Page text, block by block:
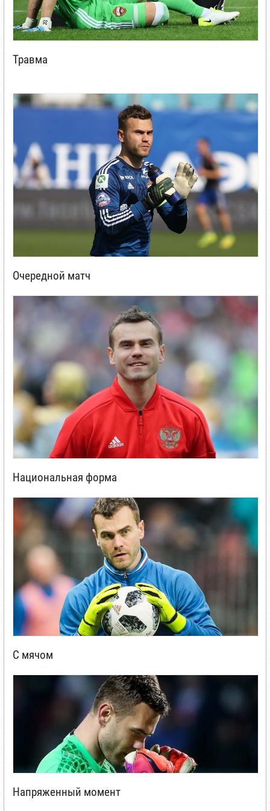
Травма
Очередной матч
Национальная форма
С мячом
Напряженный момент